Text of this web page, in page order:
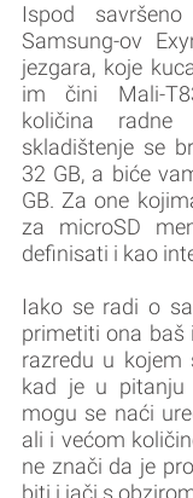
Ispod
Samsung-ov
jezgara, koje
im čini Mali-
količina
skladištenje se
32 GB, a biće
GB. Za one
za microSD
definisati i kao
Iako se radi o
primetiti ona baš
razredu u kojem
kad je u pitanju
mogu se naći
ali i većom
ne znači da je